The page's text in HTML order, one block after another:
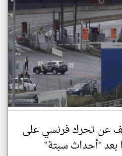
عن تحرك فرنسي على
بعد "أحداث سبتة"